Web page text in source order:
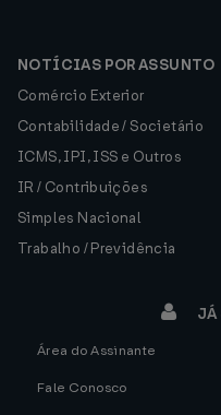
NOTÍCIAS POR ASSUNTO
Comércio Exterior
Contabilidade / Societário
ICMS, IPI, ISS e Outros
IR / Contribuições
Simples Nacional
Trabalho / Previdência
JÁ
Área do Assinante
Fale Conosco